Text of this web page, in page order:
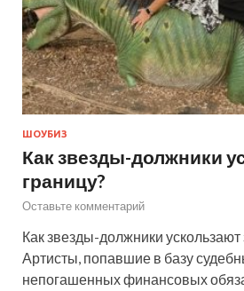
ШОУБИЗ
Как звезды-должники
границу?
Оставьте комментарий
Как звезды-должники ускользают
Артисты, попавшие в базу
непогашенных финансовых